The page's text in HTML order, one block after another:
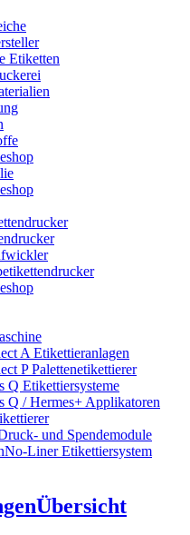
Etiketten
A Etikettieranlagen
P Palettenetikettierer
Q Etikettiersysteme
Q / Hermes+ Applikatoren
und Spendemodule
Liner Etikettiersystem
Übersicht